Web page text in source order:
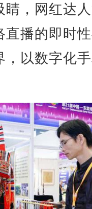
睛，网红达
直播的即时
，以数字化